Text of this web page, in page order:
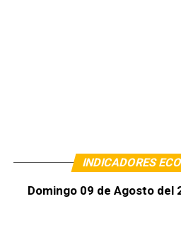
INDICADORES
Domingo 09 de Agosto del